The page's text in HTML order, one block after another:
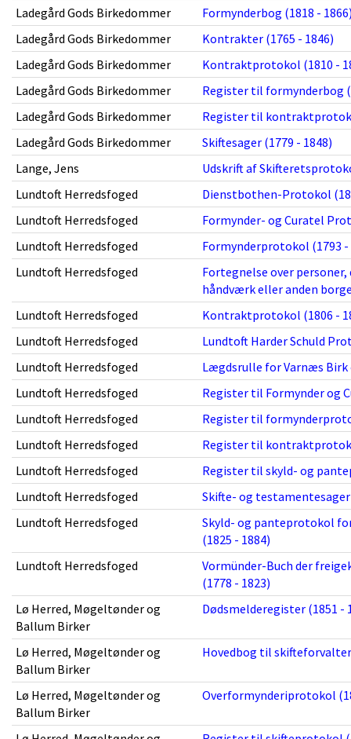
Ladegård Gods Birkedommer
Formynderbog (1818 -
Ladegård Gods Birkedommer
Kontrakter (1765 - 1846)
Ladegård Gods Birkedommer
Kontraktprotokol (1810 -
Ladegård Gods Birkedommer
Register til formynderbog
Ladegård Gods Birkedommer
Register til
Ladegård Gods Birkedommer
Skiftesager (1779 - 1848)
Lange, Jens
Udskrift af
Lundtoft Herredsfoged
Dienstbothen-Protokol
Lundtoft Herredsfoged
Formynder- og Curatel
Lundtoft Herredsfoged
Formynderprotokol (1793 -
Lundtoft Herredsfoged
Fortegnelse over
håndværk eller anden
Lundtoft Herredsfoged
Kontraktprotokol (1806 -
Lundtoft Herredsfoged
Lundtoft Harder Schuld
Lundtoft Herredsfoged
Lægdsrulle for Varnæs Birk
Lundtoft Herredsfoged
Register til Formynder og
Lundtoft Herredsfoged
Register til
Lundtoft Herredsfoged
Register til
Lundtoft Herredsfoged
Register til skyld- og
Lundtoft Herredsfoged
Skifte- og testamentesager
Lundtoft Herredsfoged
Skyld- og panteprotokol
(1825 - 1884)
Lundtoft Herredsfoged
Vormünder-Buch der
(1778 - 1823)
Lø Herred, Møgeltønder og
Ballum Birker
Dødsmelderegister (1851 -
Lø Herred, Møgeltønder og
Ballum Birker
Hovedbog til
Lø Herred, Møgeltønder og
Ballum Birker
Overformynderiprotokol